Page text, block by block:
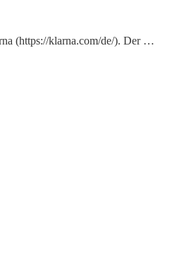
(https://klarna.com/de/). Der …